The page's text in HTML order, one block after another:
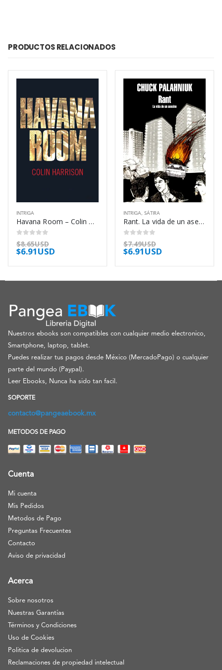
PRODUCTOS RELACIONADOS
INTRIGA
Havana Room – Colin Harrison
0out of 5
$8.65USD
$6.91USD
INTRIGA, SÁTIRA
Rant. La vida de un asesino – Chuck Palahniuk
0out of 5
$7.49USD
$6.91USD
Nuestros ebooks son compatibles con cualquier medio electronico,
Smartphone, laptop, tablet.
Puedes realizar tus pagos desde México (MercadoPago) o cualquier
parte del mundo (Paypal).
Leer Ebooks, Nunca ha sido tan facil.
SOPORTE
contacto@pangeaebook.mx
METODOS DE PAGO
Cuenta
Mi cuenta
Mis Pedidos
Metodos de Pago
Preguntas Frecuentes
Contacto
Aviso de privacidad
Acerca
Sobre nosotros
Nuestras Garantías
Términos y Condiciones
Uso de Cookies
Politica de devolucion
Reclamaciones de propiedad intelectual